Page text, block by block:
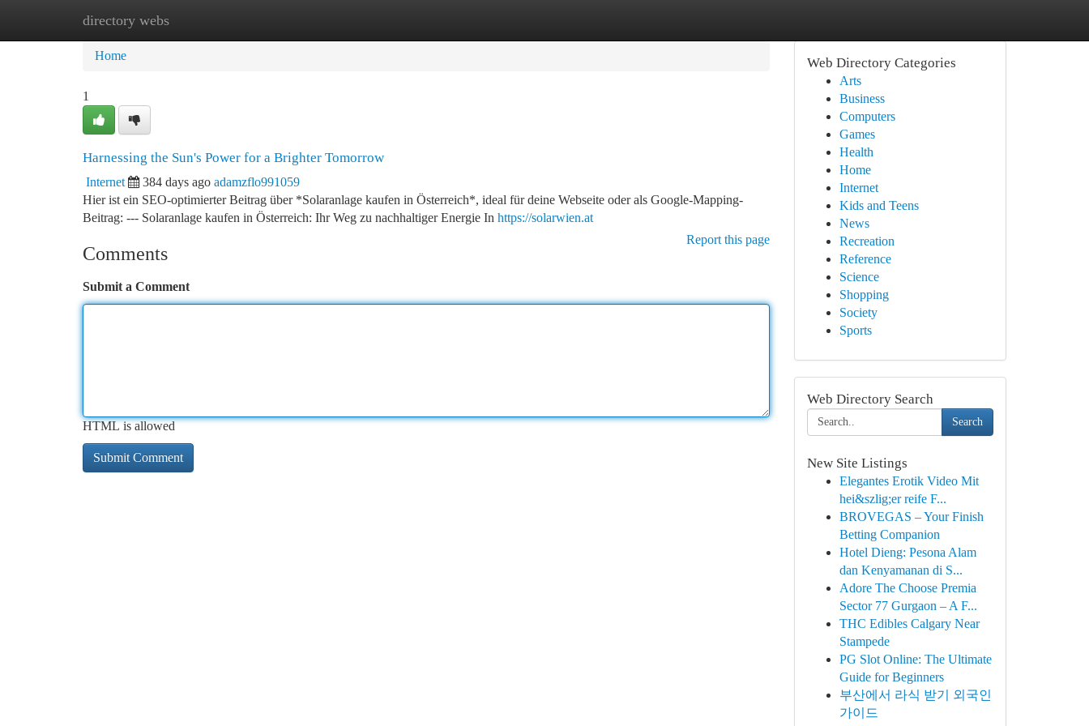
directory webs
Home New Site Listings
Home
1
Harnessing the Sun's Power for a Brighter Tomorrow
Internet 384 days ago adamzflo991059
Hier ist ein SEO-optimierter Beitrag über *Solaranlage kaufen in Österreich*, ideal für deine Webseite oder als Google-Mapping-
Beitrag: --- Solaranlage kaufen in Österreich: Ihr Weg zu nachhaltiger Energie In https://solarwien.at
Report this page
Comments
Submit a Comment
HTML is allowed
Web Directory Categories
Arts
Business
Computers
Games
Health
Home
Internet
Kids and Teens
News
Recreation
Reference
Science
Shopping
Society
Sports
Web Directory Search
Search
New Site Listings
Elegantes Erotik Video Mit
hei&szlig;er reife F...
BROVEGAS – Your Finish
Betting Companion
Hotel Dieng: Pesona Alam
dan Kenyamanan di S...
Adore The Choose Premia
Sector 77 Gurgaon – A F...
THC Edibles Calgary Near
Stampede
PG Slot Online: The Ultimate
Guide for Beginners
부산에서 라식 받기 외국인
가이드